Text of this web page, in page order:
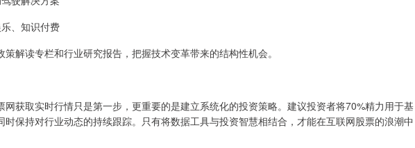
、知识付费
解读专栏和行业研究报告，把握技术变革带来的结构性机会。
获取实时行情只是第一步，更重要的是建立系统化的投资策略。建议投资者将70%精力用于基
保持对行业动态的持续跟踪。只有将数据工具与投资智慧相结合，才能在互联网股票的浪潮中